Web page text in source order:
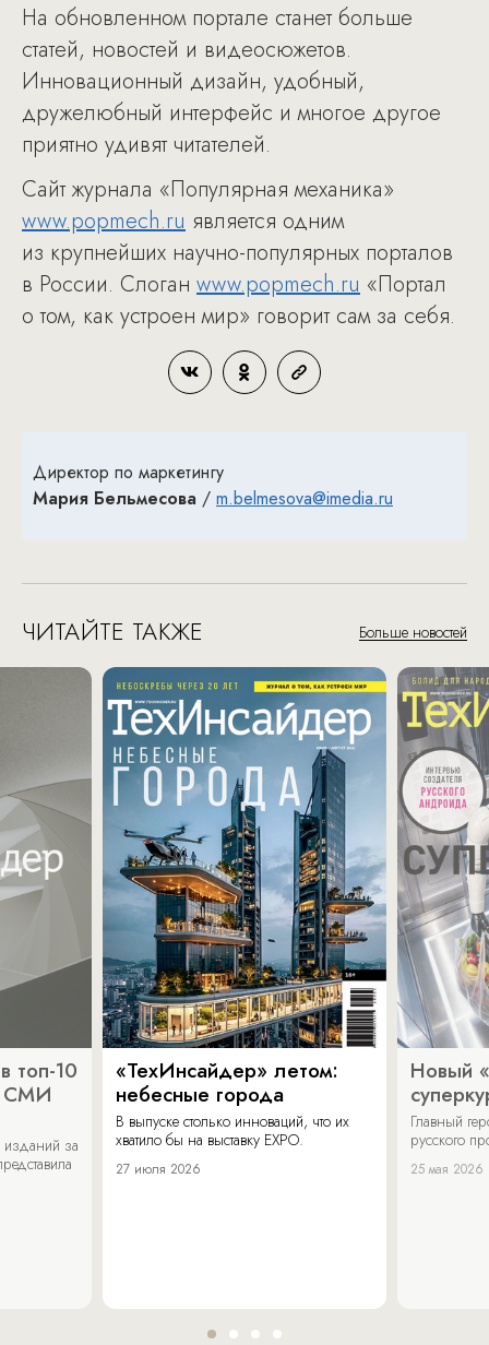
На обновленном портале станет больше
статей, новостей и видеосюжетов.
Инновационный дизайн, удобный,
дружелюбный интерфейс и многое другое
приятно удивят читателей.
Сайт журнала «Популярная механика»
www.popmech.ru является одним
из крупнейших научно-популярных порталов
в России. Слоган www.popmech.ru «Портал
о том, как устроен мир» говорит сам за себя.
Директор по маркетингу
Мария Бельмесова / m.belmesova@imedia.ru
ЧИТАЙТЕ ТАКЖЕ Больше новостей
топ-10
СМИ
изданий за
«ТехИнсайдер» летом:
небесные города
В выпуске столько инноваций, что их
хватило бы на выставку EXPO.
27 июля 2026
Новый
Главный
русского
25 мая 2026